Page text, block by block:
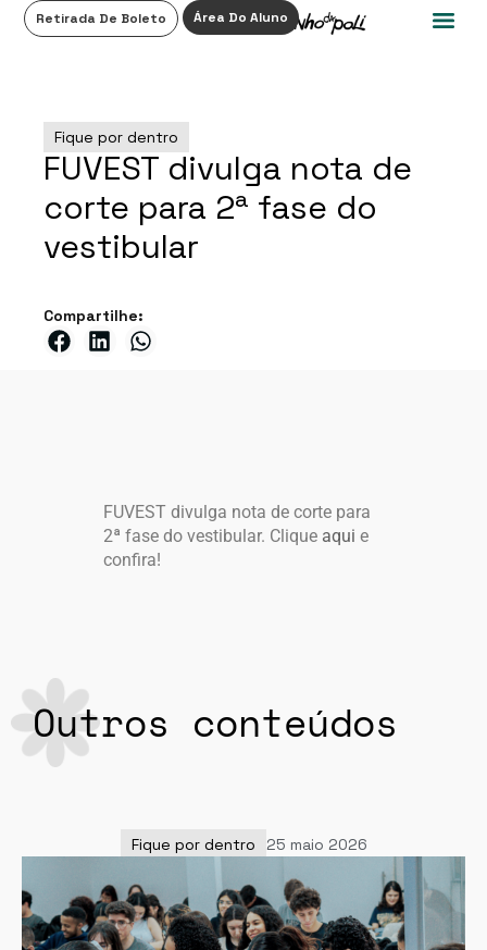
Retirada De Boleto Área Do Aluno
Fique por dentro
FUVEST divulga nota de
corte para 2ª fase do
vestibular
Compartilhe:
FUVEST divulga nota de corte para
2ª fase do vestibular. Clique aqui e
confira!
Outros conteúdos
Fique por dentro 25 maio 2026